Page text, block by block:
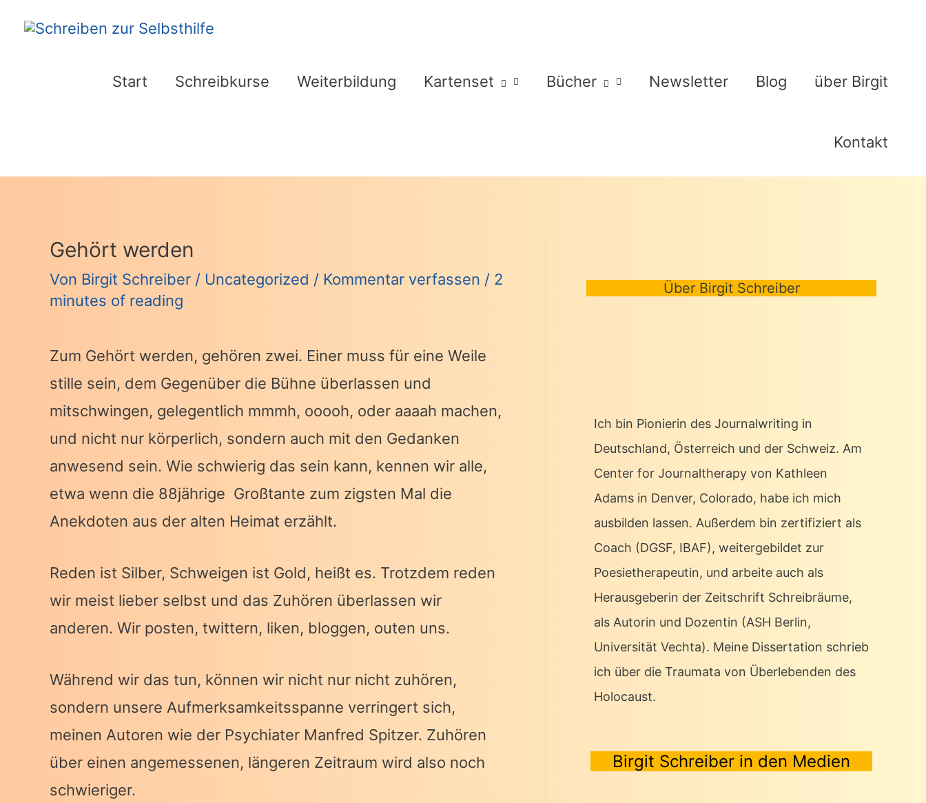
Start Schreibkurse Weiterbildung Kartenset Bücher Newsletter Blog über Birgit
Kontakt
Gehört werden
Von Birgit Schreiber / Uncategorized / Kommentar verfassen / 2
minutes of reading
Zum Gehört werden, gehören zwei. Einer muss für eine Weile
stille sein, dem Gegenüber die Bühne überlassen und
mitschwingen, gelegentlich mmmh, ooooh, oder aaaah machen,
und nicht nur körperlich, sondern auch mit den Gedanken
anwesend sein. Wie schwierig das sein kann, kennen wir alle,
etwa wenn die 88jährige Großtante zum zigsten Mal die
Anekdoten aus der alten Heimat erzählt.
Reden ist Silber, Schweigen ist Gold, heißt es. Trotzdem reden
wir meist lieber selbst und das Zuhören überlassen wir
anderen. Wir posten, twittern, liken, bloggen, outen uns.
Während wir das tun, können wir nicht nur nicht zuhören,
sondern unsere Aufmerksamkeitsspanne verringert sich,
meinen Autoren wie der Psychiater Manfred Spitzer. Zuhören
über einen angemessenen, längeren Zeitraum wird also noch
schwieriger.
Über Birgit Schreiber
Ich bin Pionierin des Journalwriting in
Deutschland, Österreich und der Schweiz. Am
Center for Journaltherapy von Kathleen
Adams in Denver, Colorado, habe ich mich
ausbilden lassen. Außerdem bin zertifiziert als
Coach (DGSF, IBAF), weitergebildet zur
Poesietherapeutin, und arbeite auch als
Herausgeberin der Zeitschrift Schreibräume,
als Autorin und Dozentin (ASH Berlin,
Universität Vechta). Meine Dissertation schrieb
ich über die Traumata von Überlebenden des
Holocaust.
Birgit Schreiber in den Medien